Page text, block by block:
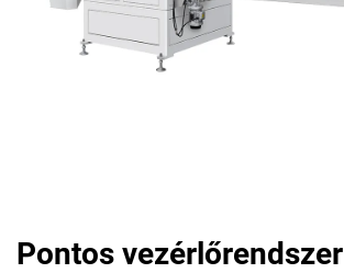
Pontos vezérlőrendszer